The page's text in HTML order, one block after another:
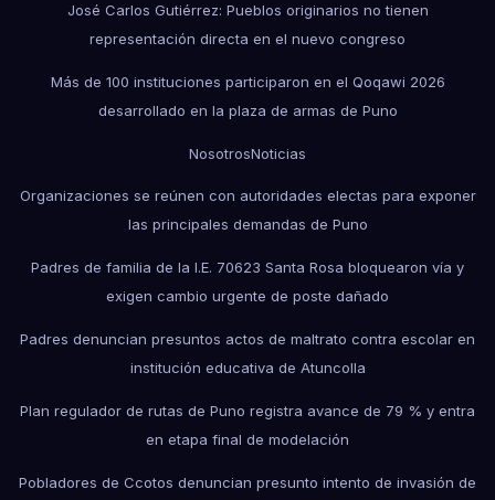
José Carlos Gutiérrez: Pueblos originarios no tienen
representación directa en el nuevo congreso
Más de 100 instituciones participaron en el Qoqawi 2026
desarrollado en la plaza de armas de Puno
NosotrosNoticias
Organizaciones se reúnen con autoridades electas para exponer
las principales demandas de Puno
Padres de familia de la I.E. 70623 Santa Rosa bloquearon vía y
exigen cambio urgente de poste dañado
Padres denuncian presuntos actos de maltrato contra escolar en
institución educativa de Atuncolla
Plan regulador de rutas de Puno registra avance de 79 % y entra
en etapa final de modelación
Pobladores de Ccotos denuncian presunto intento de invasión de